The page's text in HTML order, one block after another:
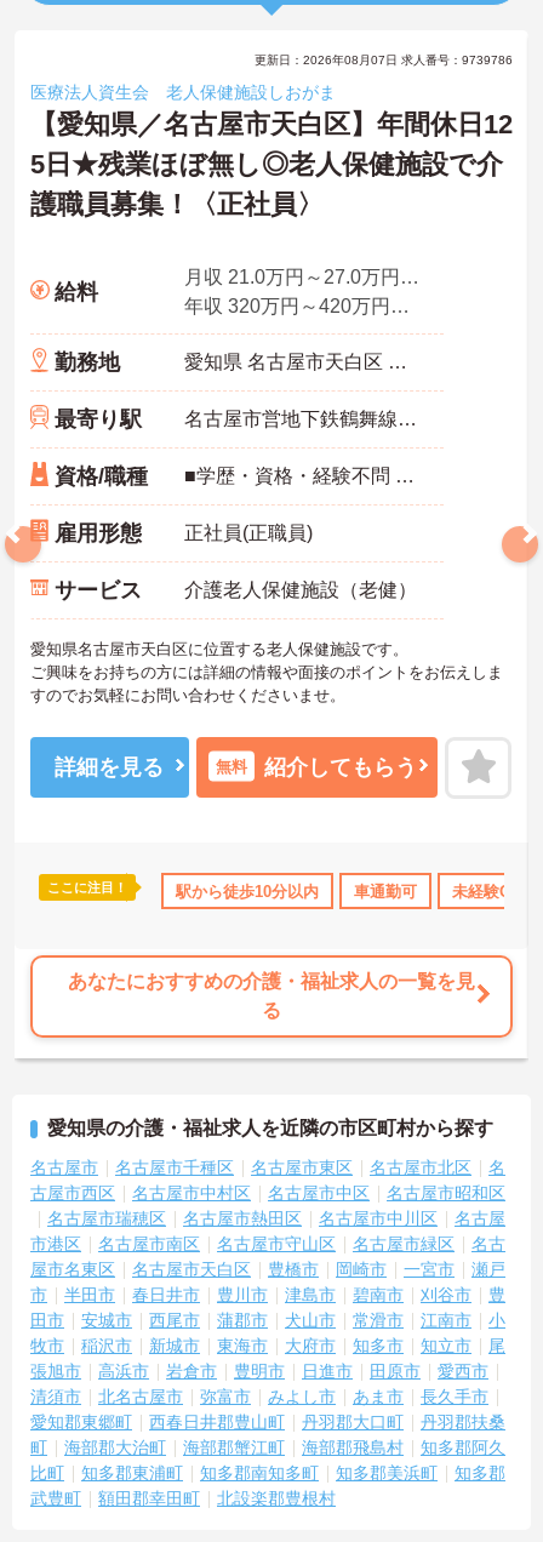
交通費支給
更新日：2026年08月07日 求人番号：9739786
医療法人資生会 老人保健施設しおがま
【愛知県／名古屋市天白区】年間休日12
5日★残業ほぼ無し◎老人保健施設で介
護職員募集！〈正社員〉
給料
月収 21.0万円～27.0万円程度 諸手当込
年収 320万円～420万円程度 諸手当・賞与込
勤務地 愛知県 名古屋市天白区 大坪2丁目601番地
最寄り駅 名古屋市営地下鉄鶴舞線「塩釜口駅」徒歩10分
資格/職種 ■学歴・資格・経験不問 ■普通自動車免許
雇用形態 正社員(正職員)
サービス 介護老人保健施設（老健）
愛知県名古屋市天白区に位置する老人保健施設です。
ご興味をお持ちの方には詳細の情報や面接のポイントをお伝えしま
すのでお気軽にお問い合わせくださいませ。
詳細を見る 無料 紹介してもらう
ここに注目！ 駅から徒歩10分以内 車通勤可 未経験OK
あなたにおすすめの介護・福祉求人の一覧を見
る
愛知県の介護・福祉求人を近隣の市区町村から探す
名古屋市 名古屋市千種区 名古屋市東区 名古屋市北区
名
古屋市西区
名古屋市中村区 名古屋市中区
名古屋市昭和区
名古屋市瑞穂区
名古屋市熱田区 名古屋市中川区
名古屋
市港区
名古屋市南区 名古屋市守山区 名古屋市緑区
名古
屋市名東区
名古屋市天白区 豊橋市 岡崎市 一宮市
瀬戸
市
半田市 春日井市 豊川市 津島市 碧南市 刈谷市
豊
田市
安城市 西尾市 蒲郡市 犬山市 常滑市 江南市
小
牧市
稲沢市 新城市 東海市 大府市 知多市 知立市
尾
張旭市
高浜市 岩倉市 豊明市 日進市 田原市
愛西市
清須市
北名古屋市 弥富市 みよし市 あま市
長久手市
愛知郡東郷町
西春日井郡豊山町 丹羽郡大口町
丹羽郡扶桑
町
海部郡大治町 海部郡蟹江町 海部郡飛島村
知多郡阿久
比町
知多郡東浦町 知多郡南知多町 知多郡美浜町
知多郡
武豊町
額田郡幸田町 北設楽郡豊根村